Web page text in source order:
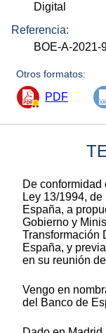
Digital
Referencia:
BOE-A-2021-
Otros formatos:
PDF
De
Ley 13/1994,
España, a
Gobierno y
Transformación
España, y
en su reunión
Vengo en
del Banco de